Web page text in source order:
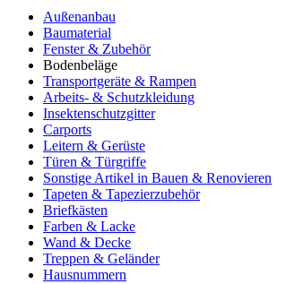
Außenanbau
Baumaterial
Fenster & Zubehör
Bodenbeläge
Transportgeräte & Rampen
Arbeits- & Schutzkleidung
Insektenschutzgitter
Carports
Leitern & Gerüste
Türen & Türgriffe
Sonstige Artikel in Bauen & Renovieren
Tapeten & Tapezierzubehör
Briefkästen
Farben & Lacke
Wand & Decke
Treppen & Geländer
Hausnummern